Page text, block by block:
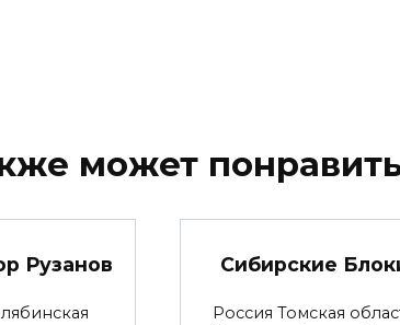
может
Рузанов Сибирские
Россия Томская